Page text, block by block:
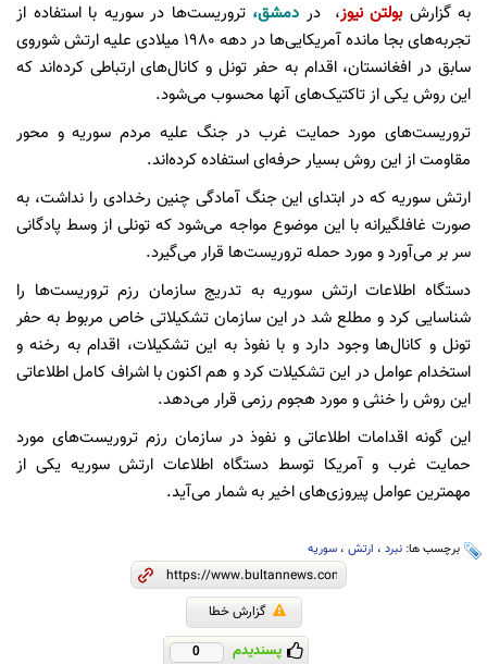
به گزارشبولتن نیوز، در دمشق، تروریست‌ها در سوریه با استفاده از
تجربه‌های بجا مانده آمریکایی‌ها در دهه 1980 میلادی علیه ارتش شوروی
سابق در افغانستان، اقدام به حفر تونل و کانال‌های ارتباطی کرده‌اند که
این روش یکی از تاکتیک‌های آنها محسوب می‌شود.
تروریست‌های مورد حمایت غرب در جنگ علیه مردم سوریه و محور
مقاومت از این روش بسیار حرفه‌ای استفاده کرده‌اند.
ارتش سوریه که در ابتدای این جنگ آمادگی چنین رخدادی را نداشت، به
صورت غافلگیرانه با این موضوع مواجه می‌شود که تونلی از وسط پادگانی
سر بر می‌آورد و مورد حمله تروریست‌ها قرار می‌گیرد.
دستگاه اطلاعات ارتش سوریه به تدریج سازمان رزم تروریست‌ها را
شناسایی کرد و مطلع شد در این سازمان تشکیلاتی خاص مربوط به حفر
تونل و کانال‌ها وجود دارد و با نفوذ به این تشکیلات، اقدام به رخنه و
استخدام عوامل در این تشکیلات کرد و هم اکنون با اشراف کامل اطلاعاتی
این روش را خنثی و مورد هجوم رزمی قرار می‌دهد.
این گونه اقدامات اطلاعاتی و نفوذ در سازمان رزم تروریست‌های مورد
حمایت غرب و آمریکا توسط دستگاه اطلاعات ارتش سوریه یکی از
مهمترین عوامل پیروزی‌های اخیر به شمار می‌آید.
برچسب ها: نبرد ، ارتش ، سوریه
گزارش خطا
پسندیدم 0